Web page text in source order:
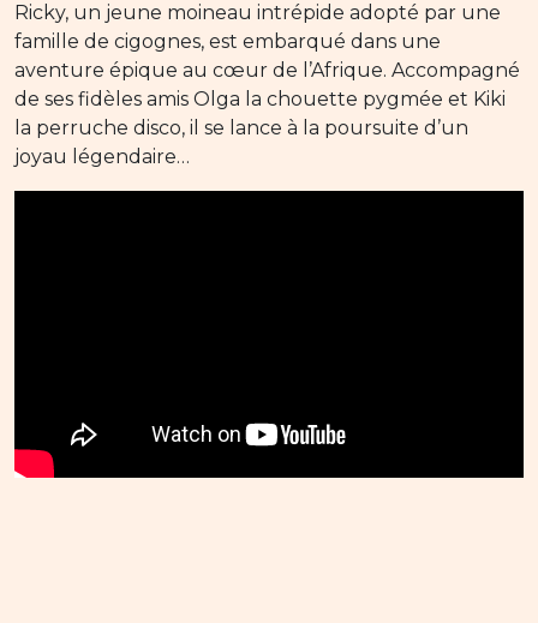
Ricky, un jeune moineau intrépide adopté par une
famille de cigognes, est embarqué dans une
aventure épique au cœur de l’Afrique. Accompagné
de ses fidèles amis Olga la chouette pygmée et Kiki
la perruche disco, il se lance à la poursuite d’un
joyau légendaire…